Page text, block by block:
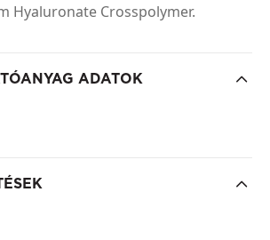
Hyaluronate Crosspolymer.
ADATOK